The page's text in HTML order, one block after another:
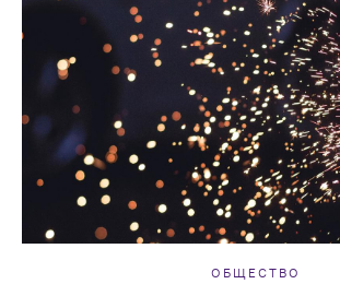
ОБЩЕСТВО